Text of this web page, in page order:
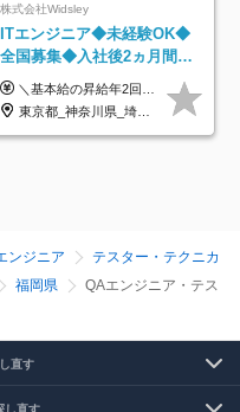
株式会社Widsley
ITエンジニア◆未経験OK◆
全国募集◆入社後2ヵ月間は
研修のみ◆フルリモート
OK◆残業月3h◆服装髪型自
＼基本給の昇給年2回＆プロジェクト手当による昇給年12回！！／ 【経験者の場合】 月給33万円～70万円＋プロジェクト手当＋資格手当 ★スキルや経験を考慮の上、優遇します ★上記給与には固定残業代20時間分(月4万3883円～)を含みます。残業が超過した場合は、追加支給します(残業は月平均3時間とほぼ発生しません。残業がなくても、固定残業代は支給されます) ★試用期間中も、月給や福利厚生等は同じです ---------- 【未経験者の場合】 月給26万円～50万円＋プロジェクト手当＋資格手当 ★スキルや経験を考慮の上、優遇します ★上記給与には固定残業代20時間分(月3万719円～)を含みます。残業が超過した場合は、追加支給します(残業は月平均3時間とほぼ発生しません。残業がなくても、固定残業代は支給されます) ★試用期間6ヵ月あり ・1ヶ月目～：月給23万円～ ・2ヶ月目～6ヶ月目：月給23万円～＋プロジェクト手当1～3万円 （上記給与にはそれぞれ固定残業代20時間分(月3万719円～)を含み、超過した場合は追加支給します。） ---------- 【プロジェクト手当について】 参画するプロジェクトの単価に応じて毎月の歩合給を支給します 業界内でもトップクラスの高還元です！
東京都_神奈川県_埼玉県_千葉県_大阪府_愛知県_北海道_青森県_岩手県_宮城県_秋田県_山形県_福島県_茨城県_栃木県_群馬県_新潟県_山梨県_長野県_富山県_石川県_福井県_静岡県_岐阜県_三重県_兵庫県_京都府_滋賀県_奈良県_和歌山県_広島県_岡山県_鳥取県_島根県_山口県_徳島県_香川県_愛媛県_高知県_福岡県_熊本県_佐賀県_長崎県_大分県_宮崎県_鹿児島県_沖縄県
ンジニア
テスター・テクニカ
福岡県
QAエンジニア・テス
直す
し直す